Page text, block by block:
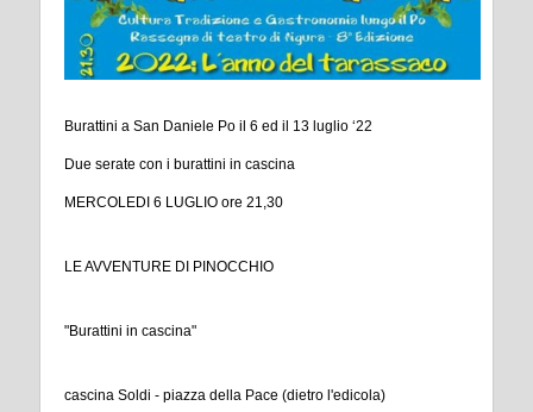
Burattini a San Daniele Po il 6 ed il 13 luglio ‘22
Due serate con i burattini in cascina
MERCOLEDI 6 LUGLIO ore 21,30
LE AVVENTURE DI PINOCCHIO
"Burattini in cascina"
cascina Soldi - piazza della Pace (dietro l'edicola)